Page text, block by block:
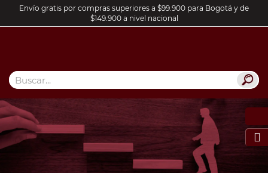
Envío gratis por compras superiores a $99.900 para Bogotá y de
$149.900 a nivel nacional
